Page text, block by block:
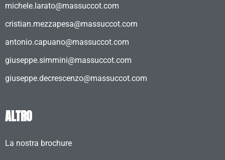
michele.larato@massuccot.com
cristian.mezzapesa@massuccot.com
antonio.capuano@massuccot.com
giuseppe.simmini@massuccot.com
giuseppe.decrescenzo@massuccot.com
ALTRO
La nostra brochure